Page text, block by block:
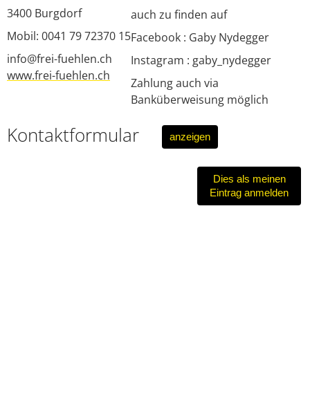
3400 Burgdorf
Mobil: 0041 79 72370 15
info@frei-fuehlen.ch
www.frei-fuehlen.ch
auch zu finden auf
Facebook : Gaby Nydegger
Instagram : gaby_nydegger
Zahlung auch via
Banküberweisung möglich
Kontaktformular anzeigen
Dies als meinen
Eintrag anmelden